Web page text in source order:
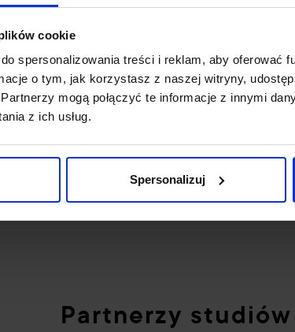
cookie
spersonalizowania treści i reklam, aby oferować
o tym, jak korzystasz z naszej witryny,
mogą połączyć te informacje z innymi
z ich usług.
Spersonalizuj
w Wyższej Szkole Kosmetyki i Nauk o Zdrowiu w Łodzi
2020.
zdalnie, dlatego też
na bieżąco informować. Zajęcia praktyczne
o kontakt z dziekanatem.
Partnerzy studiów